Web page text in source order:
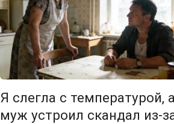
Я слегла с температурой, а
муж устроил скандал из-